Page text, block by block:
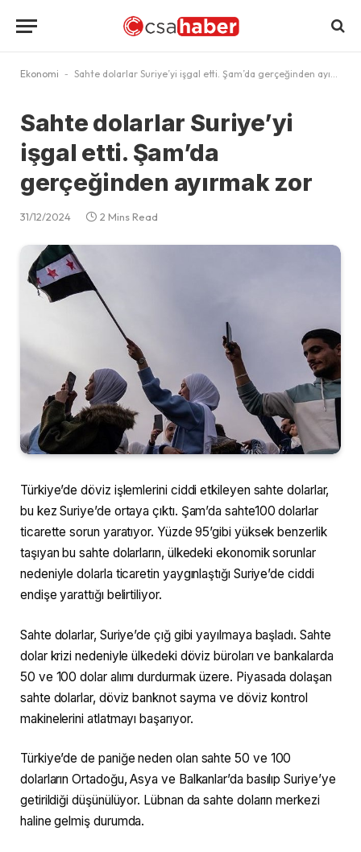
Ekonomi - Sahte dolarlar Suriye’yi işgal etti. Şam’da gerçeğinden ayırmak zor
Sahte dolarlar Suriye’yi
işgal etti. Şam’da
gerçeğinden ayırmak zor
31/12/2024 2 Mins Read
Türkiye’de döviz işlemlerini ciddi etkileyen sahte dolarlar,
bu kez Suriye’de ortaya çıktı. Şam’da sahte100 dolarlar
ticarette sorun yaratıyor. Yüzde 95’gibi yüksek benzerlik
taşıyan bu sahte dolarların, ülkedeki ekonomik sorunlar
nedeniyle dolarla ticaretin yaygınlaştığı Suriye’de ciddi
endişe yarattığı belirtiliyor.
Sahte dolarlar, Suriye’de çığ gibi yayılmaya başladı. Sahte
dolar krizi nedeniyle ülkedeki döviz büroları ve bankalarda
50 ve 100 dolar alımı durdurmak üzere. Piyasada dolaşan
sahte dolarlar, döviz banknot sayma ve döviz kontrol
makinelerini atlatmayı başarıyor.
Türkiye’de de paniğe neden olan sahte 50 ve 100
dolarların Ortadoğu, Asya ve Balkanlar’da basılıp Suriye’ye
getirildiği düşünülüyor. Lübnan da sahte doların merkezi
haline gelmiş durumda.